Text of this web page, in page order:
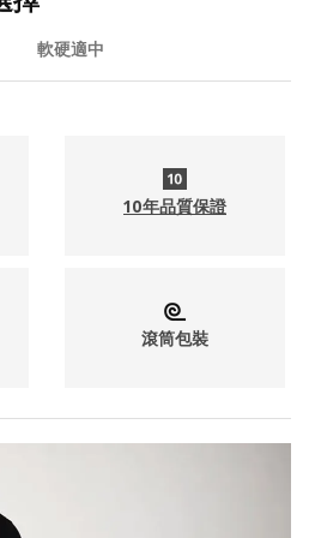
軟硬適中
10年品質保證
滾筒包裝